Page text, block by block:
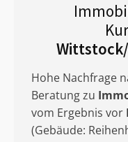
Hohe Nachfrage
Beratung zu
vom Ergebnis vor
(Gebäude: